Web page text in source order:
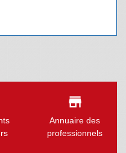
store
Annuaire des
professionnels